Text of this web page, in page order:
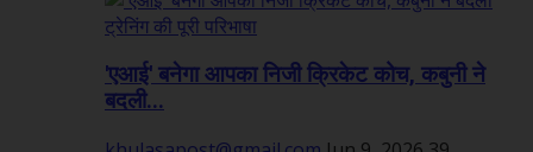
'एआई' बनेगा आपका निजी क्रिकेट कोच, कबुनी ने
बदली...